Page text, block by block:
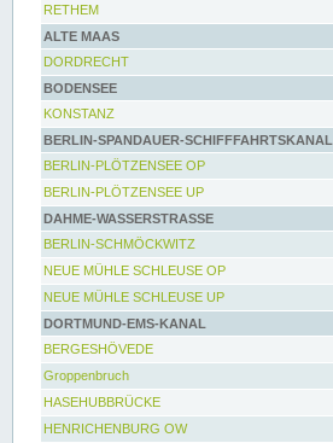
RETHEM
ALTE MAAS
DORDRECHT
BODENSEE
KONSTANZ
BERLIN-SPANDAUER-SCHIFFFAHRTSKANAL
BERLIN-PLÖTZENSEE OP
BERLIN-PLÖTZENSEE UP
DAHME-WASSERSTRASSE
BERLIN-SCHMÖCKWITZ
NEUE MÜHLE SCHLEUSE OP
NEUE MÜHLE SCHLEUSE UP
DORTMUND-EMS-KANAL
BERGESHÖVEDE
Groppenbruch
HASEHUBBRÜCKE
HENRICHENBURG OW